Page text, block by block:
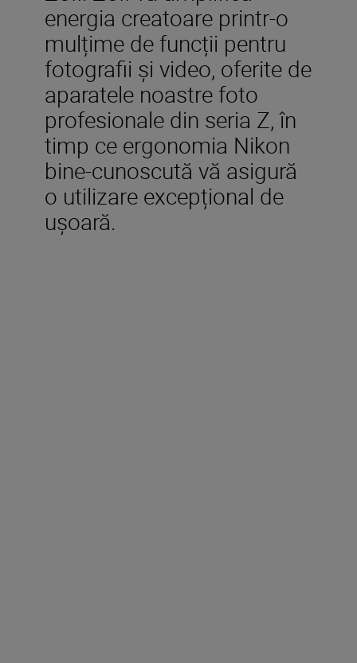
energia creatoare printr-o
mulțime de funcții pentru
fotografii și video, oferite de
aparatele noastre foto
profesionale din seria Z, în
timp ce ergonomia Nikon
bine-cunoscută vă asigură
o utilizare excepțional de
ușoară.